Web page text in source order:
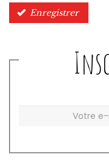
Enregistrer